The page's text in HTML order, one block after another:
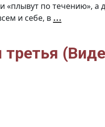
по течению», а
и себе, в …ищенок
(видео)